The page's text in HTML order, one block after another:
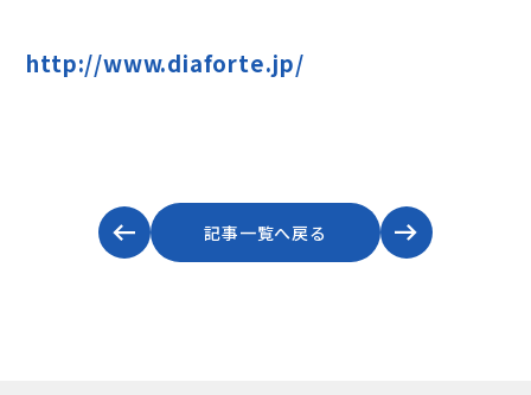
http://www.diaforte.jp/
記事一覧へ戻る